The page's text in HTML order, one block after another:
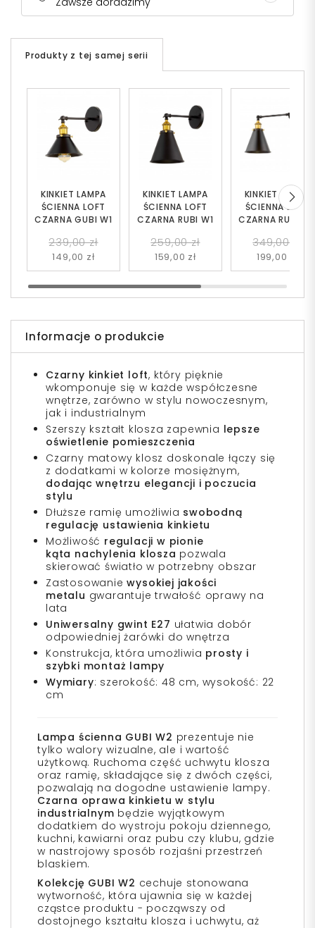
Produkty z tej samej serii
KINKIET LAMPA
ŚCIENNA LOFT
CZARNA GUBI W1
239,00 zł
149,00 zł
KINKIET LAMPA
ŚCIENNA LOFT
CZARNA RUBI
349,00 zł
199,00 zł
KINKIET LAMPA
ŚCIENNA LOFT
CZARNA RUBI W1
259,00 zł
159,00 zł
Informacje o produkcie
Czarny kinkiet loft, który pięknie
wkomponuje się w każde współczesne
wnętrze, zarówno w stylu nowoczesnym,
jak i industrialnym
Szerszy kształt klosza zapewnia lepsze
oświetlenie pomieszczenia
Czarny matowy klosz doskonale łączy się
z dodatkami w kolorze mosiężnym,
dodając wnętrzu elegancji i poczucia
stylu
Dłuższe ramię umożliwia swobodną
regulację ustawienia kinkietu
Możliwość regulacji w pionie
kąta nachylenia klosza pozwala
skierować światło w potrzebny obszar
Zastosowaniewysokiej jakości
metalu gwarantuje trwałość oprawy na
lata
Uniwersalny gwint E27 ułatwia dobór
odpowiedniej żarówki do wnętrza
Konstrukcja, która umożliwia prosty i
szybki montaż lampy
Wymiary: szerokość: 48 cm, wysokość: 22
cm
Lampa ścienna GUBI W2 prezentuje nie
tylko walory wizualne, ale i wartość
użytkową. Ruchoma część uchwytu klosza
oraz ramię, składające się z dwóch części,
pozwalają na dogodne ustawienie lampy.
Czarna oprawa kinkietu w stylu
industrialnym będzie wyjątkowym
dodatkiem do wystroju pokoju dziennego,
kuchni, kawiarni oraz pubu czy klubu, gdzie
w nastrojowy sposób rozjaśni przestrzeń
blaskiem.
Kolekcję GUBI W2 cechuje stonowana
wytworność, która ujawnia się w każdej
cząstce produktu - począwszy od
dostojnego kształtu klosza i uchwytu, aż